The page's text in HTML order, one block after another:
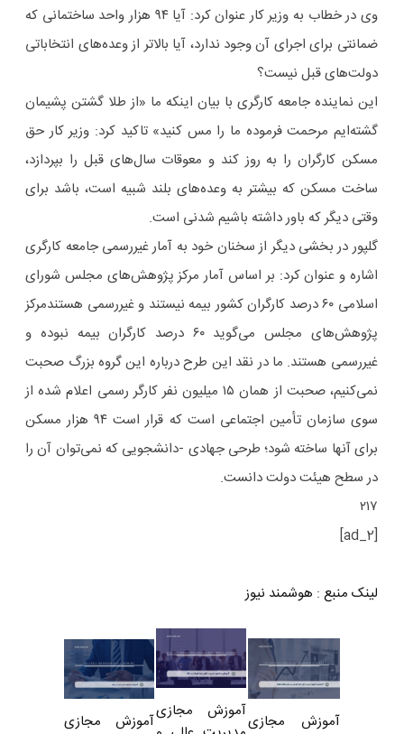
وی در خطاب به وزیر کار عنوان کرد: آیا ۹۴ هزار واحد ساختمانی که
ضمانتی برای اجرای آن وجود ندارد، آیا بالاتر از وعده‌های انتخاباتی
دولت‌های قبل نیست؟
این نماینده جامعه کارگری با بیان اینکه ما «از طلا گشتن پشیمان
گشته‌ایم مرحمت فرموده ما را مس کنید» تاکید کرد: وزیر کار حق
مسکن کارگران را به روز کند و معوقات سال‌های قبل را بپردازد،
ساخت مسکن که بیشتر به وعده‌های بلند شبیه است، باشد برای
وقتی دیگر که باور داشته باشیم شدنی است.
گلپور در بخشی دیگر از سخنان خود به آمار غیررسمی جامعه کارگری
اشاره و عنوان کرد: بر اساس آمار مرکز پژوهش‌های مجلس شورای
اسلامی ۶۰ درصد کارگران کشور بیمه نیستند و غیررسمی هستندمرکز
پژوهش‌های مجلس می‌گوید ۶۰ درصد کارگران بیمه نبوده و
غیررسمی هستند. ما در نقد این طرح درباره این گروه بزرگ صحبت
نمی‌کنیم، صحبت از همان ۱۵ میلیون نفر کارگر رسمی اعلام شده از
سوی سازمان تأمین اجتماعی است که قرار است ۹۴ هزار مسکن
برای آنها ساخته شود؛ طرحی جهادی -دانشجویی که نمی‌توان آن را
در سطح هیئت دولت دانست.
۲۱۷
[ad_2]
لینک منبع : هوشمند نیوز
آموزش مجازیآموزش مجازیآموزش مجازی